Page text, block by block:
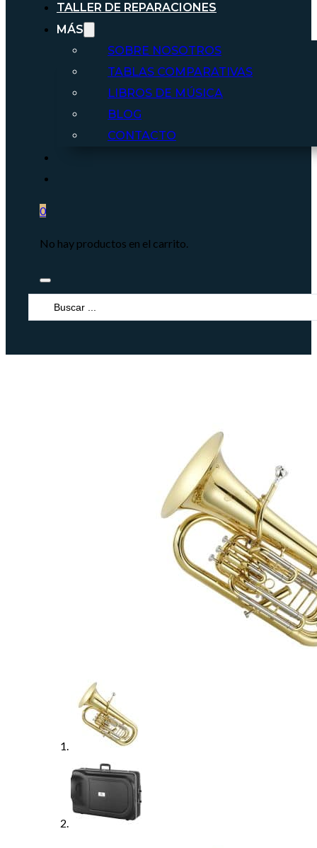
TALLER DE REPARACIONES
MÁS
SOBRE NOSOTROS
TABLAS COMPARATIVAS
LIBROS DE MÚSICA
BLOG
CONTACTO
0
No hay productos en el carrito.
Search
...